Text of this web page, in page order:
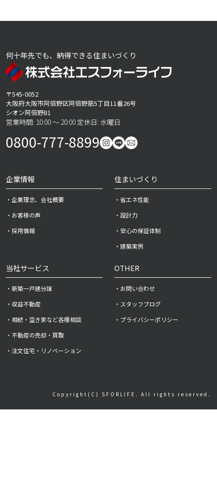
何十年先でも、納得できる住まいづくり
〒545-0052
大阪府大阪市阿倍野区阿倍野筋5丁目11番26号
シオン阿倍野B1
営業時間: 10:00 ～ 20:00 定休日: 水曜日
0800-777-8899
企業情報
・企業理念、会社概要
・お客様の声
・採用情報
住まいづくり
・省エネ性能
・設計力
・安心の保証体制
・建築実例
当社サービス
・新築一戸建分譲
・収益不動産
・相続・空き家など各種相談
・不動産の売却・買取
・注文住宅・リノベーション
OTHER
・お問い合わせ
・スタッフブログ
・プライバシーポリシー
Copyright(C) SFORLIFE. All rights reserved.